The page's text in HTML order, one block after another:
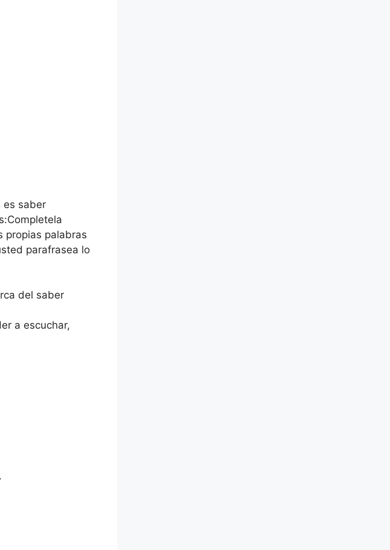
es saber
propias palabras
parafrasea lo
del saber
a escuchar,